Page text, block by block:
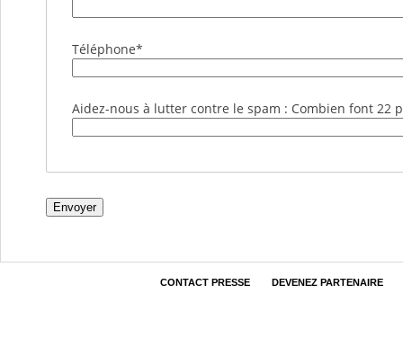
Téléphone*
Aidez-nous à lutter contre le spam : Combien font 22
CONTACT PRESSE DEVENEZ PARTENAIRE